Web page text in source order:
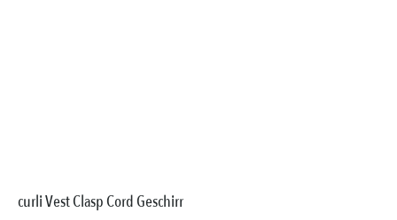
curli Vest Clasp Cord Geschirr